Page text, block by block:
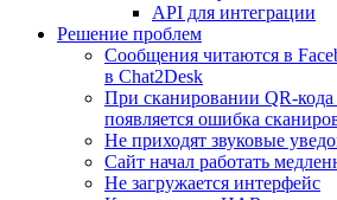
API для интеграции
Решение проблем
Сообщения читаются в
в Chat2Desk
При сканировании QR-
появляется ошибка
Не приходят звуковые
Сайт начал работать
Не загружается интерфейс